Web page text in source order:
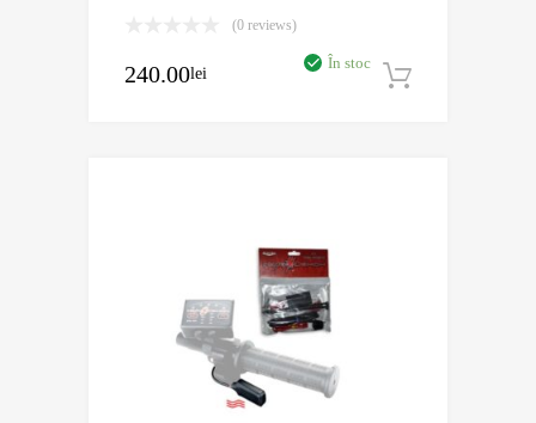
(0 reviews)
240.00lei
În stoc